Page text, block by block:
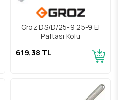
Groz DS/D/25-9 25-9 El
Paftası Kolu
619,38 TL